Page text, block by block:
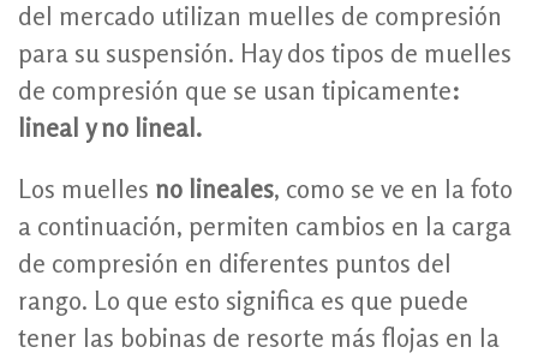
del mercado utilizan muelles de compresión
para su suspensión. Hay dos tipos de muelles
de compresión que se usan tipicamente:
lineal y no lineal.
Los muelles no lineales, como se ve en la foto
a continuación, permiten cambios en la carga
de compresión en diferentes puntos del
rango. Lo que esto significa es que puede
tener las bobinas de resorte más flojas en la